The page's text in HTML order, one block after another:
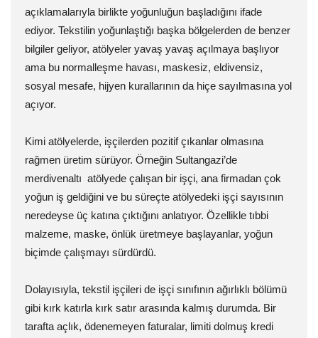
açıklamalarıyla birlikte yoğunluğun başladığını ifade
ediyor. Tekstilin yoğunlaştığı başka bölgelerden de benzer
bilgiler geliyor, atölyeler yavaş yavaş açılmaya başlıyor
ama bu normalleşme havası, maskesiz, eldivensiz,
sosyal mesafe, hijyen kurallarının da hiçe sayılmasına yol
açıyor.
Kimi atölyelerde, işçilerden pozitif çıkanlar olmasına
rağmen üretim sürüyor. Örneğin Sultangazi’de
merdivenaltı atölyede çalışan bir işçi, ana firmadan çok
yoğun iş geldiğini ve bu süreçte atölyedeki işçi sayısının
neredeyse üç katına çıktığını anlatıyor. Özellikle tıbbi
malzeme, maske, önlük üretmeye başlayanlar, yoğun
biçimde çalışmayı sürdürdü.
Dolayısıyla, tekstil işçileri de işçi sınıfının ağırlıklı bölümü
gibi kırk katırla kırk satır arasında kalmış durumda. Bir
tarafta açlık, ödenemeyen faturalar, limiti dolmuş kredi